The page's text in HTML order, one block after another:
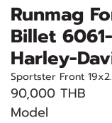
Runmag
Billet
Harley-
Sportster Front
90,000 THB
Model